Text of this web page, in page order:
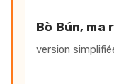
Bò Bún,
version